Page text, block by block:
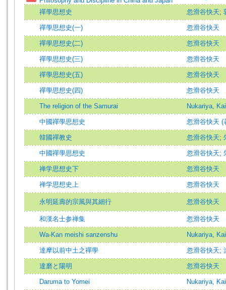
禪學思想史 忽滑谷快天;
禪學思想史(一) 忽滑谷快天
禪學思想史(二) 忽滑谷快天
禪學思想史(三) 忽滑谷快天
禪學思想史(五) 忽滑谷快天
禪學思想史(四) 忽滑谷快天
The religion of the Samurai Nukariya,
中國禪學思想史 忽滑谷快天 (
韓國禪教史 忽滑谷快天;
中國禪學思想史 忽滑谷快天;
禅学思想史下 忽滑谷快天
禅学思想史上 忽滑谷快天
永明延壽的宗風與其細行 忽滑谷快天
和漢名士参禅集 忽滑谷快天
Wa-Kan meishi sanzenshu Nukariya,
達摩以前中土之禪學 忽滑谷快天;
達磨と陽明 忽滑谷快天
Daruma to Yomei Nukariya,